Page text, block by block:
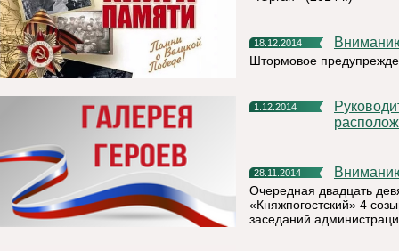
18.12.2014
Штормовое
1.12.2014
Руководителям организаций, предприятий, учреждений,
28.11.2014
Очередная двадцать
«Княжпогостский» 4
заседаний